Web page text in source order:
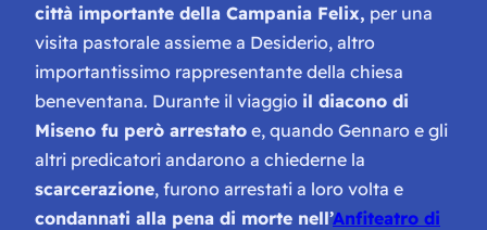
città importante della Campania Felix, per una
visita pastorale assieme a Desiderio, altro
importantissimo rappresentante della chiesa
beneventana. Durante il viaggio il diacono di
Miseno fu però arrestato e, quando Gennaro e gli
altri predicatori andarono a chiederne la
scarcerazione, furono arrestati a loro volta e
condannati alla pena di morte nell’Anfiteatro di